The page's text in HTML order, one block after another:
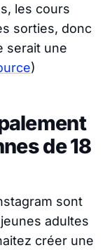
les cours
sorties, donc
serait une
)
de 18
sont
adultes
créer une